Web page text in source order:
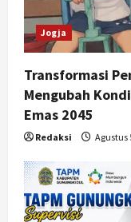
Jogja
Transformasi
Mengubah
Emas 2045
Redaksi Agustus